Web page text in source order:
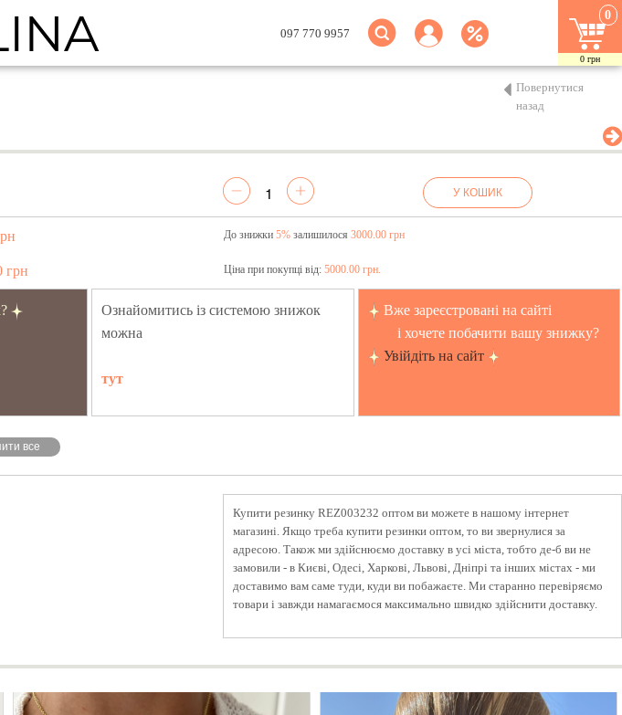
097 770 9957
0
0 грн
Повернутися
назад
У КОШИК
До знижки 5%залишилося 3000.00 грн
грн Ціна при покупці від: 5000.00 грн.
Ознайомитись із системою знижок
можна
тут
Вже зареєстровані на сайті
і хочете побачити вашу знижку?
Увійдіть на сайт
все
Купити резинку REZ003232 оптом ви можете в нашому інтернет
магазині. Якщо треба купити резинки оптом, то ви звернулися за
адресою. Також ми здійснюємо доставку в усі міста, тобто де-б ви не
замовили - в Києві, Одесі, Харкові, Львові, Дніпрі та інших містах - ми
доставимо вам саме туди, куди ви побажаєте. Ми старанно перевіряємо
товари і завжди намагаємося максимально швидко здійснити доставку.